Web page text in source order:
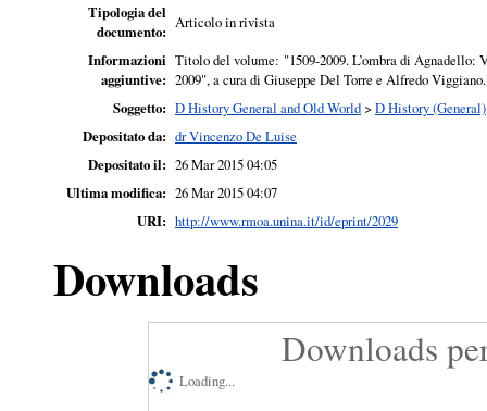
Tipologia del
documento: Articolo in rivista
Informazioni
aggiuntive:
Titolo del volume: "1509-2009. L’ombra di Agnadello:
2009", a cura di Giuseppe Del Torre e Alfredo Viggiano.
Soggetto: D History General and Old World> D History (General)
Depositato da: dr Vincenzo De Luise
Depositato il: 26 Mar 2015 04:05
Ultima modifica: 26 Mar 2015 04:07
URI: http://www.rmoa.unina.it/id/eprint/2029
Downloads
Downloads
Loading...